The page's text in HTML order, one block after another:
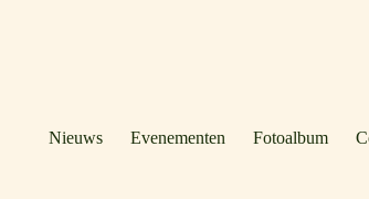
Nieuws Evenementen Fotoalbum